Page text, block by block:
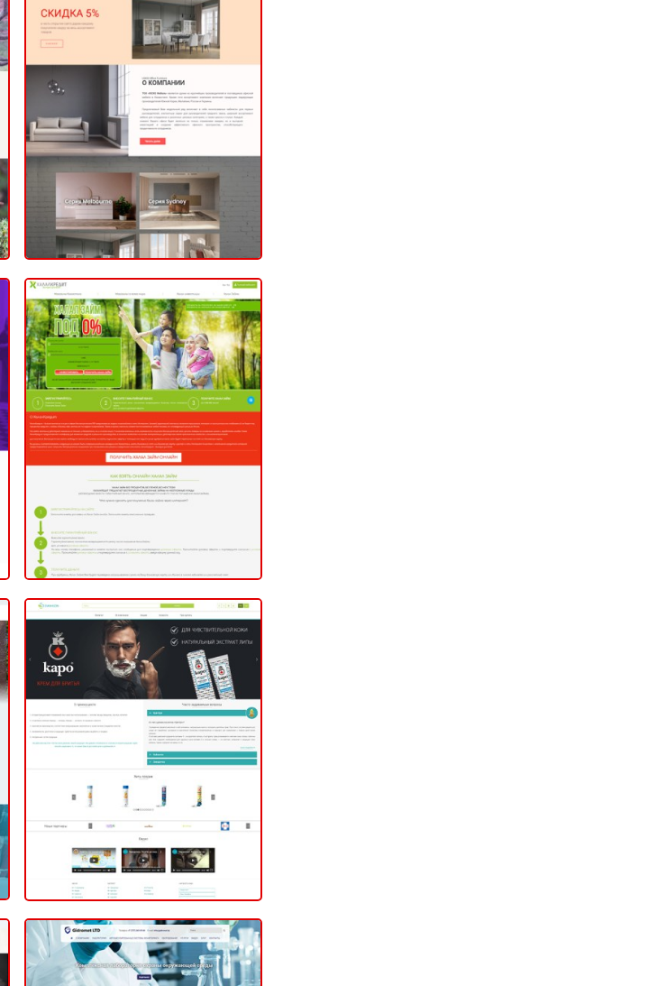
USKO Office Furniture
ИНТЕРНЕТ-МАГАЗИН
Халал Кредит
КОРПОРАТИВНЫЙ (САЙТ КОМПАНИИ)
2020
Danhson
КОРПОРАТИВНЫЙ (САЙТ КОМПАНИИ)